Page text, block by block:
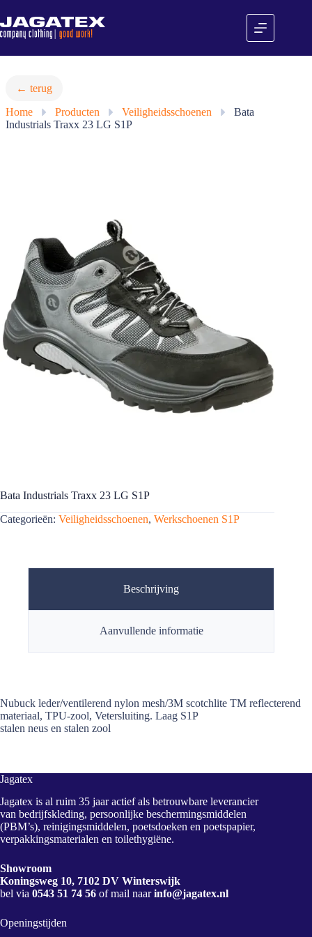
naar
de
inhoud
← terug
Home
» Producten » Veiligheidsschoenen »
Bata
Industrials Traxx 23 LG S1P
Bata Industrials Traxx 23 LG S1P
Categorieën: Veiligheidsschoenen, Werkschoenen S1P
Beschrijving
Aanvullende informatie
Nubuck leder/ventilerend nylon mesh/3M scotchlite TM reflecterend
materiaal, TPU-zool, Vetersluiting. Laag S1P
stalen neus en stalen zool
Jagatex
Jagatex is al ruim 35 jaar actief als betrouwbare leverancier
van bedrijfskleding, persoonlijke beschermingsmiddelen
(PBM’s), reinigingsmiddelen, poetsdoeken en poetspapier,
verpakkingsmaterialen en toilethygiëne.
Showroom
Koningsweg 10, 7102 DV Winterswijk
bel via 0543 51 74 56 of mail naarinfo@jagatex.nl
Openingstijden